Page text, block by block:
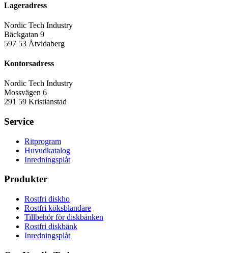
Lageradress
Nordic Tech Industry
Bäckgatan 9
597 53 Åtvidaberg
Kontorsadress
Nordic Tech Industry
Mossvägen 6
291 59 Kristianstad
Service
Ritprogram
Huvudkatalog
Inredningsplåt
Produkter
Rostfri diskho
Rostfri köksblandare
Tillbehör för diskbänken
Rostfri diskbänk
Inredningsplåt